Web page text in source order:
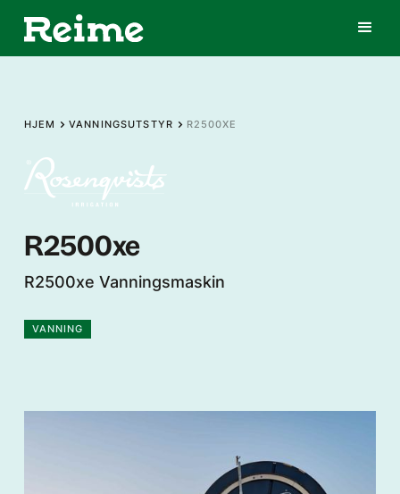
HJEM VANNINGSUTSTYR R2500XE
R2500xe
R2500xe Vanningsmaskin
VANNING